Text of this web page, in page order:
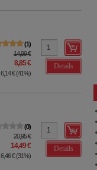
1
14,99 €
8,85 €
6,14 €(41%)
Details
0
20,95 €
14,49 €
6,46 €(31%)
Details